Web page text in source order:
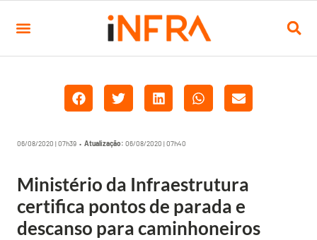
06/08/2020 | 07h39 • Atualização: 06/08/2020 | 07h40
Ministério da Infraestrutura
certifica pontos de parada e
descanso para caminhoneiros